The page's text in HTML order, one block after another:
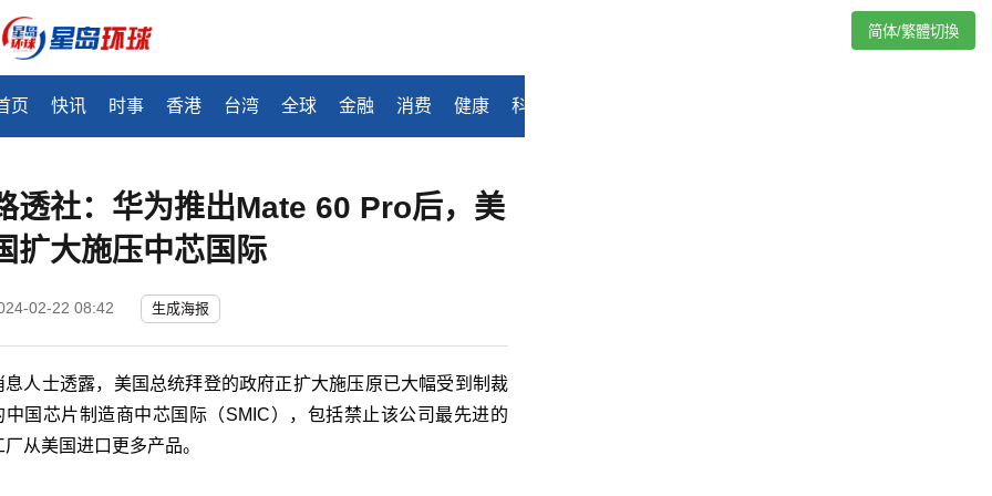
页 快讯 时事 香港 台湾 全球 金融 消费 健康 科技
简体/繁體切換
透社：华为推出Mate 60 Pro后，美
扩大施压中芯国际
02-22 08:42 生成海报
息人士透露，美国总统拜登的政府正扩大施压原已大幅受到制裁
中国芯片制造商中芯国际（SMIC），包括禁止该公司最先进的
厂从美国进口更多产品。